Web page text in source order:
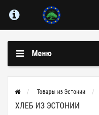
Меню
Товары из Эстонии
ХЛЕБ ИЗ ЭСТОНИИ